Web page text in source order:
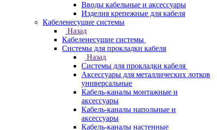
Вводы кабельные и аксессуары
Изделия крепежные для кабеля
Кабеленесущие системы
Назад
Кабеленесущие системы
Системы для прокладки кабеля
Назад
Системы для прокладки кабеля
Аксессуары для металлических лотков
универсальные
Кабель-каналы монтажные и
аксессуары
Кабель-каналы напольные и
аксессуары
Кабель-каналы настенные